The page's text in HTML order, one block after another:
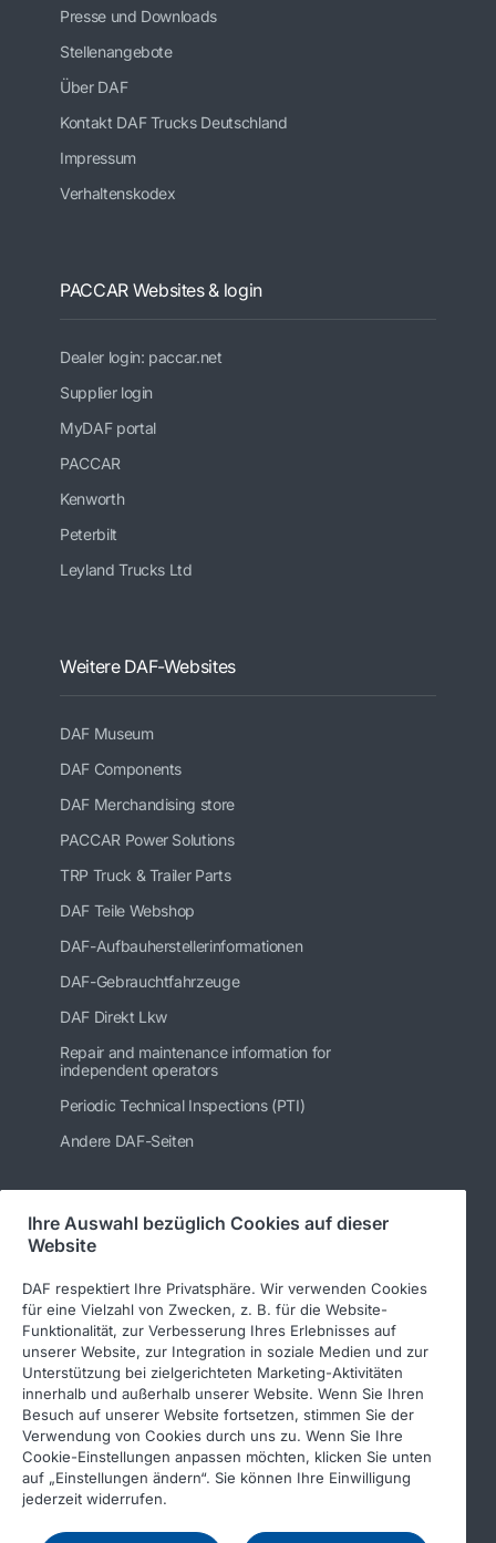
Presse und Downloads
Stellenangebote
Über DAF
Kontakt DAF Trucks Deutschland
Impressum
Verhaltenskodex
PACCAR Websites & login
Dealer login: paccar.net
Supplier login
MyDAF portal
PACCAR
Kenworth
Peterbilt
Leyland Trucks Ltd
Weitere DAF-Websites
DAF Museum
DAF Components
DAF Merchandising store
PACCAR Power Solutions
TRP Truck & Trailer Parts
DAF Teile Webshop
DAF-Aufbauherstellerinformationen
DAF-Gebrauchtfahrzeuge
DAF Direkt Lkw
Repair and maintenance information for
independent operators
Periodic Technical Inspections (PTI)
Andere DAF-Seiten
Folgen Sie uns
© 2026 DAF
Rechtlicher Hinweis
Datenschutzerklärung
Ihre Auswahl bezüglich Cookies auf dieser
Website
DAF respektiert Ihre Privatsphäre. Wir verwenden Cookies
für eine Vielzahl von Zwecken, z. B. für die Website-
Funktionalität, zur Verbesserung Ihres Erlebnisses auf
unserer Website, zur Integration in soziale Medien und zur
Unterstützung bei zielgerichteten Marketing-Aktivitäten
innerhalb und außerhalb unserer Website. Wenn Sie Ihren
Besuch auf unserer Website fortsetzen, stimmen Sie der
Verwendung von Cookies durch uns zu. Wenn Sie Ihre
Cookie-Einstellungen anpassen möchten, klicken Sie unten
auf „Einstellungen ändern“. Sie können Ihre Einwilligung
jederzeit widerrufen.